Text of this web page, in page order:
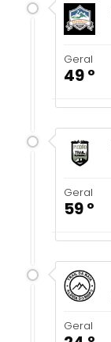
Geral
49 º
Geral
59 º
Geral